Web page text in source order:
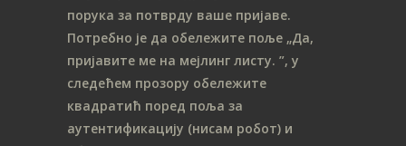
порука за потврду ваше пријаве.
Потребно је да обележите поље „Да,
пријавите ме на мeјлинг листу. ”, у
следећем прозору обележите
квадратић поред поља за
аутентификацију (нисам робот) и